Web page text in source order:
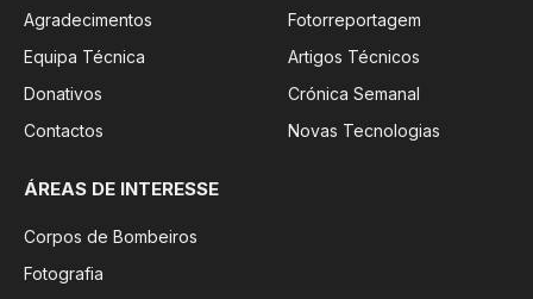
Agradecimentos
Equipa Técnica
Donativos
Contactos
Fotorreportagem
Artigos Técnicos
Crónica Semanal
Novas Tecnologias
ÁREAS DE INTERESSE
Corpos de Bombeiros
Fotografia